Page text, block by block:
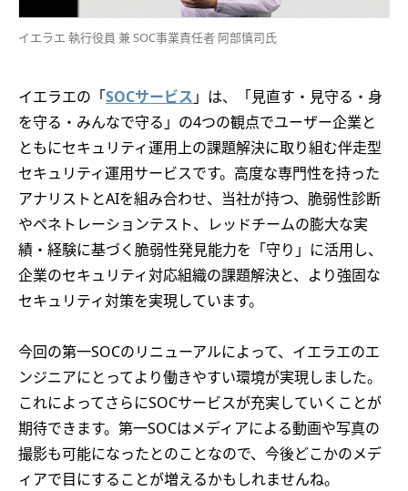
イエラエ 執行役員 兼 SOC事業責任者 阿部慎司氏
イエラエの「SOCサービス 」は、「見直す・見守る・身
を守る・みんなで守る」の4つの観点でユーザー企業と
ともにセキュリティ運用上の課題解決に取り組む伴走型
セキュリティ運用サービスです。高度な専門性を持った
アナリストとAIを組み合わせ、当社が持つ、脆弱性診断
やペネトレーションテスト、レッドチームの膨大な実
績・経験に基づく脆弱性発見能力を「守り」に活用し、
企業のセキュリティ対応組織の課題解決と、より強固な
セキュリティ対策を実現しています。
今回の第一SOCのリニューアルによって、イエラエのエ
ンジニアにとってより働きやすい環境が実現しました。
これによってさらにSOCサービスが充実していくことが
期待できます。第一SOCはメディアによる動画や写真の
撮影も可能になったとのことなので、今後どこかのメデ
ィアで目にすることが増えるかもしれませんね。